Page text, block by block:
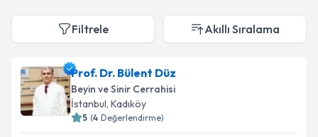
Filtrele Akıllı Sıralama
Prof. Dr. Bülent Düz
Beyin ve Sinir Cerrahisi
İstanbul, Kadıköy
5 (4 Değerlendirme)